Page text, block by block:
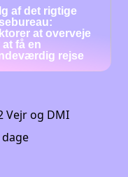
af det rigtige
at overveje
få en
rejse
Vejr og DMI